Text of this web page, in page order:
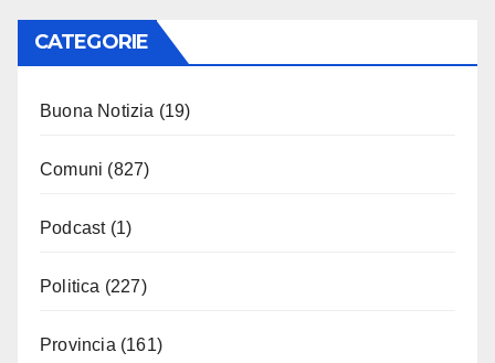
CATEGORIE
Buona Notizia (19)
Comuni (827)
Podcast(1)
Politica (227)
Provincia (161)